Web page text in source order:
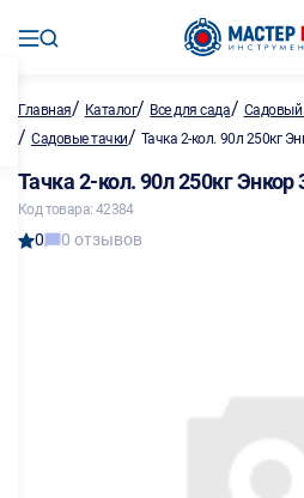
Главная/ Каталог/ Все для сада/ Садовый
/ Садовые тачки/ Тачка 2-кол. 90л 250кг
Тачка 2-кол. 90л 250кг Энкор
Код товара: 42384
0 0 отзывов